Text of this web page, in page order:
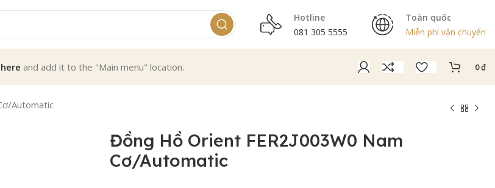
Hotline
081 305 5555
Toàn quốc
Miễn phí vận chuyển
and add it to the "Main menu" location. 0₫
Automatic
Đồng Hồ Orient FER2J003W0 Nam
Cơ/Automatic